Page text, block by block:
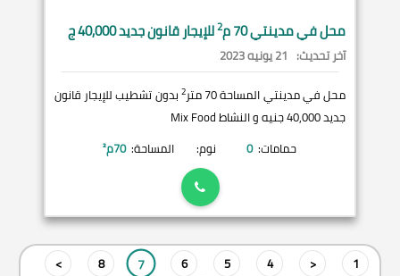
محل فيمدينتي70 م 2للإيجار قانون جديد 40,000 ج
آخر تحديث: 21 يونيه 2023
محل في مدينتي المساحة 70 متر
2 بدون تشطيب للإيجار قانون
جديد 40,000 جنيه و النشاط Mix Food
حمامات: 0 نوم: المساحة: 70م²
1
<
4
5
6
7
8
>